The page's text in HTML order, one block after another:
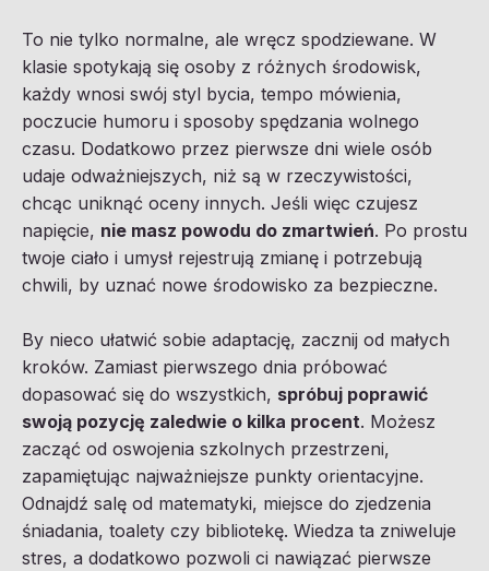
To nie tylko normalne, ale wręcz spodziewane. W
klasie spotykają się osoby z różnych środowisk,
każdy wnosi swój styl bycia, tempo mówienia,
poczucie humoru i sposoby spędzania wolnego
czasu. Dodatkowo przez pierwsze dni wiele osób
udaje odważniejszych, niż są w rzeczywistości,
chcąc uniknąć oceny innych. Jeśli więc czujesz
napięcie, nie masz powodu do zmartwień. Po prostu
twoje ciało i umysł rejestrują zmianę i potrzebują
chwili, by uznać nowe środowisko za bezpieczne.
By nieco ułatwić sobie adaptację, zacznij od małych
kroków. Zamiast pierwszego dnia próbować
dopasować się do wszystkich, spróbuj poprawić
swoją pozycję zaledwie o kilka procent. Możesz
zacząć od oswojenia szkolnych przestrzeni,
zapamiętując najważniejsze punkty orientacyjne.
Odnajdź salę od matematyki, miejsce do zjedzenia
śniadania, toalety czy bibliotekę. Wiedza ta zniweluje
stres, a dodatkowo pozwoli ci nawiązać pierwsze